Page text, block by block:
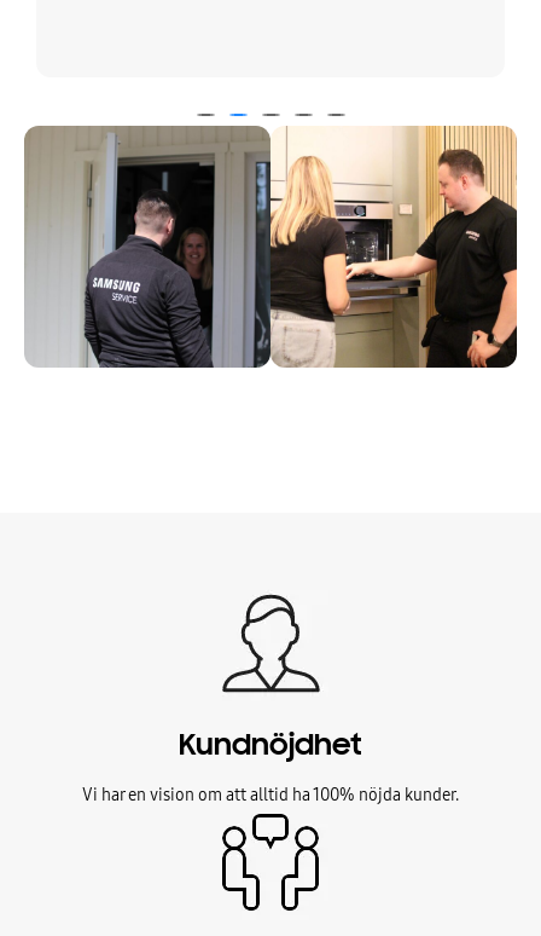
Kundnöjdhet
Vi har en vision om att alltid ha 100% nöjda kunder.